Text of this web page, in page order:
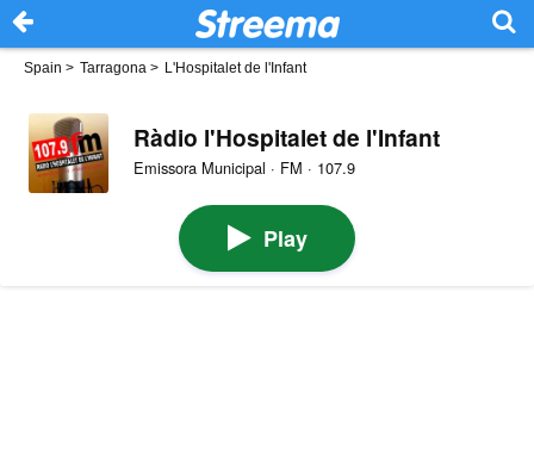
Spain > Tarragona > L'Hospitalet de l'Infant
Ràdio l'Hospitalet de l'Infant
Emissora Municipal · FM · 107.9
Play